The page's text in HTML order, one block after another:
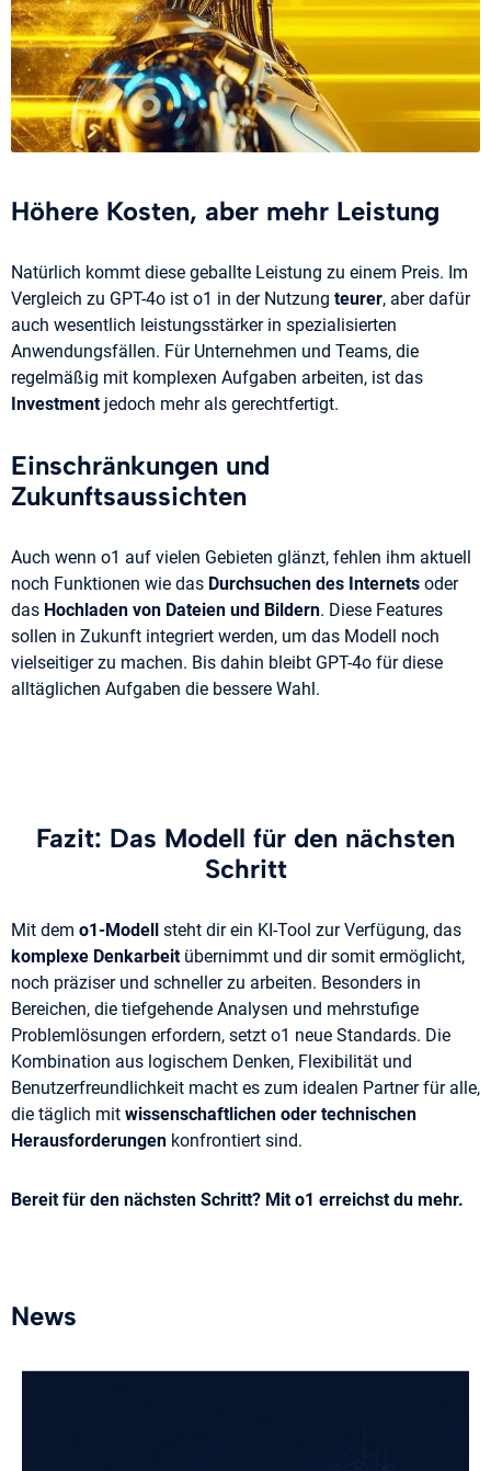
Höhere Kosten, aber mehr Leistung
Natürlich kommt diese geballte Leistung zu einem Preis. Im
Vergleich zu GPT-4o ist o1 in der Nutzung teurer, aber dafür
auch wesentlich leistungsstärker in spezialisierten
Anwendungsfällen. Für Unternehmen und Teams, die
regelmäßig mit komplexen Aufgaben arbeiten, ist das
Investmentjedoch mehr als gerechtfertigt​.
Einschränkungen und
Zukunftsaussichten
Auch wenn o1 auf vielen Gebieten glänzt, fehlen ihm aktuell
noch Funktionen wie das Durchsuchen des Internets oder
das Hochladen von Dateien und Bildern. Diese Features
sollen in Zukunft integriert werden, um das Modell noch
vielseitiger zu machen. Bis dahin bleibt GPT-4o für diese
alltäglichen Aufgaben die bessere Wahl.
Fazit: Das Modell für den nächsten
Schritt
Mit dem o1-Modell
steht dir ein KI-Tool zur Verfügung, das
komplexe Denkarbeitübernimmt und dir somit ermöglicht,
noch präziser und schneller zu arbeiten. Besonders in
Bereichen, die tiefgehende Analysen und mehrstufige
Problemlösungen erfordern, setzt o1 neue Standards. Die
Kombination aus logischem Denken, Flexibilität und
Benutzerfreundlichkeit macht es zum idealen Partner für alle,
die täglich mit wissenschaftlichen oder technischen
Herausforderungen konfrontiert sind.
Bereit für den nächsten Schritt? Mit o1 erreichst du mehr.
News